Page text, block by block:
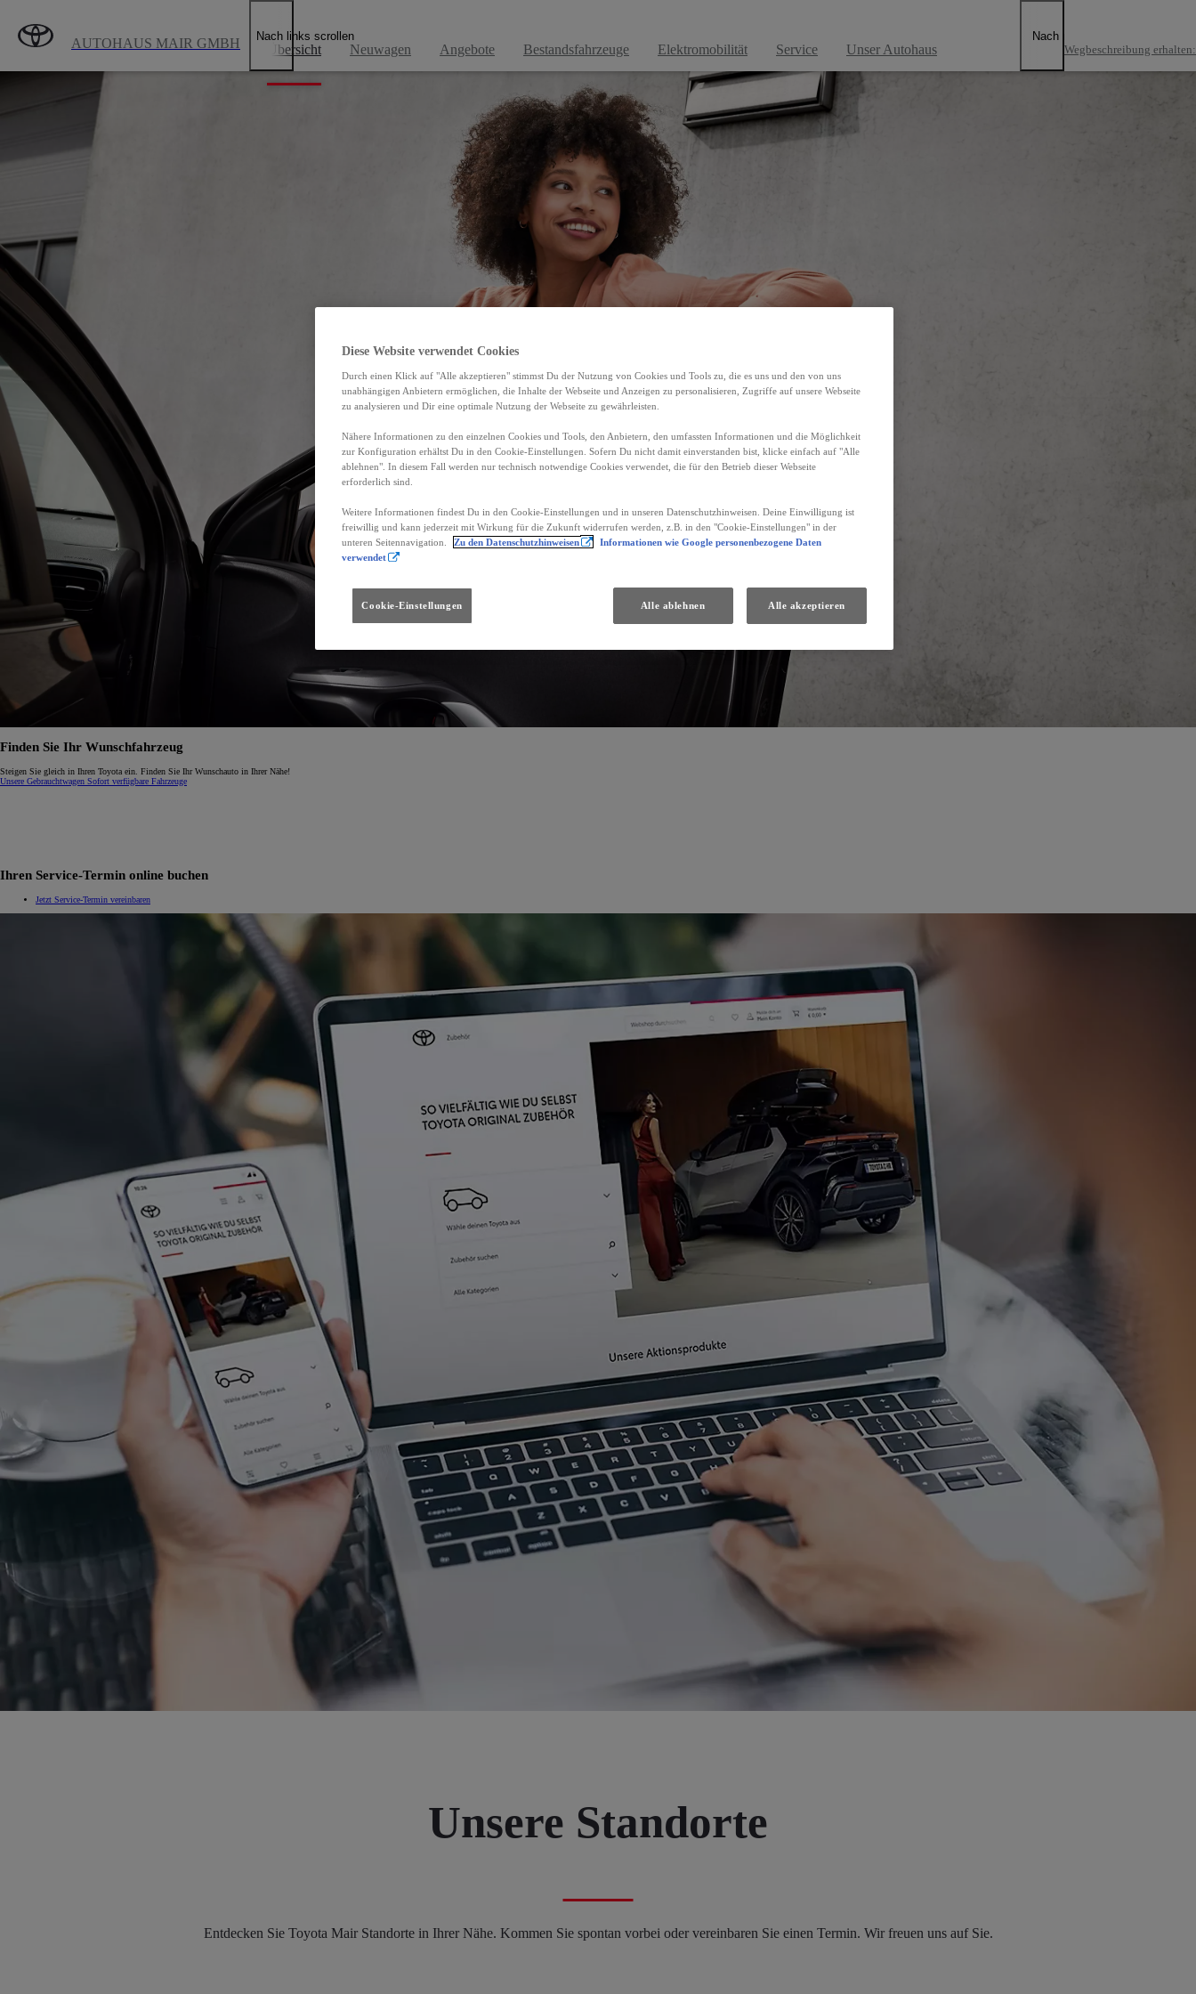
AUTOHAUS MAIR GMBH Übersicht Neuwagen Angebote Bestandsfahrzeuge Elektromobilität Service Unser Autohaus
Nach links scrollen
Nach rechts scrollen
Wegbeschreibung erhalten:
Toyota Mair in Ötztal: Neuwagen, Gebrauchtwagen & Werkstatt
Finden Sie Ihr Wunschfahrzeug
Steigen Sie gleich in Ihren Toyota ein. Finden Sie Ihr Wunschauto in Ihrer Nähe!
Unsere Gebrauchtwagen Sofort verfügbare Fahrzeuge
Ihren Service-Termin online buchen
Jetzt Service-Termin vereinbaren
Unsere Standorte
Entdecken Sie Toyota Mair Standorte in Ihrer Nähe. Kommen Sie spontan vorbei oder vereinbaren Sie einen Termin. Wir freuen uns auf Sie.
Diese Website verwendet Cookies
Durch einen Klick auf "Alle akzeptieren" stimmst Du der Nutzung von Cookies und Tools zu, die es uns und den von uns
unabhängigen Anbietern ermöglichen, die Inhalte der Webseite und Anzeigen zu personalisieren, Zugriffe auf unsere Webseite
zu analysieren und Dir eine optimale Nutzung der Webseite zu gewährleisten.
Nähere Informationen zu den einzelnen Cookies und Tools, den Anbietern, den umfassten Informationen und die Möglichkeit
zur Konfiguration erhältst Du in den Cookie-Einstellungen. Sofern Du nicht damit einverstanden bist, klicke einfach auf "Alle
ablehnen". In diesem Fall werden nur technisch notwendige Cookies verwendet, die für den Betrieb dieser Webseite
erforderlich sind.
Weitere Informationen findest Du in den Cookie-Einstellungen und in unseren Datenschutzhinweisen. Deine Einwilligung ist
freiwillig und kann jederzeit mit Wirkung für die Zukunft widerrufen werden, z.B. in den "Cookie-Einstellungen" in der
unteren Seitennavigation.
Zu den Datenschutzhinweisen
Informationen wie Google personenbezogene Daten
verwendet
Cookie-Einstellungen Alle ablehnen Alle akzeptieren